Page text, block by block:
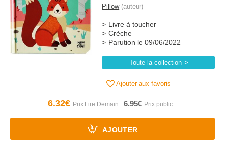
Pillow(auteur)
Livre à toucher
Crèche
Parution le 09/06/2022
Toute la collection
Ajouter aux favoris
6.32€ 6.95€
AJOUTER